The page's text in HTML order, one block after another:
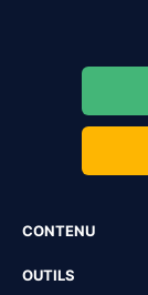
CONTENU
OUTILS